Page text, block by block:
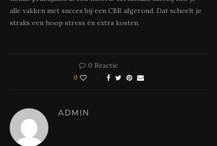
alle vakken met succes bij een CBR afgerond. Dat scheelt je
straks een hoop stress én extra kosten.
0 Reactie
0
ADMIN